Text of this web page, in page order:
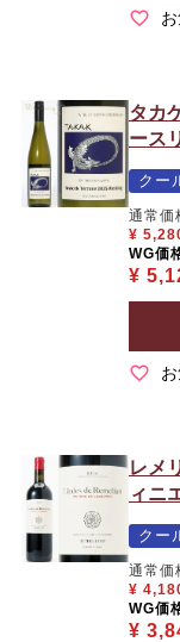
タカ
ース
クー
通常価
¥
WG価
¥
レメ
ィニ
クー
通常価
¥
WG価
¥